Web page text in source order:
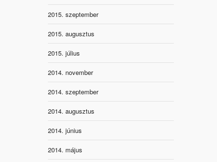
2015. szeptember
2015. augusztus
2015. július
2014. november
2014. szeptember
2014. augusztus
2014. június
2014. május